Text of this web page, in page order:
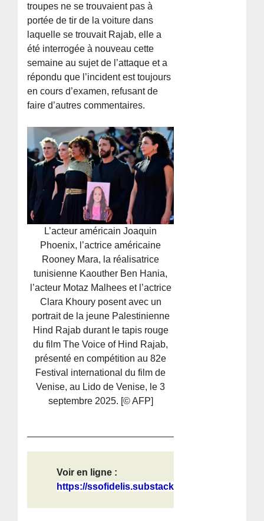
troupes ne se trouvaient pas à
portée de tir de la voiture dans
laquelle se trouvait Rajab, elle a
été interrogée à nouveau cette
semaine au sujet de l’attaque et a
répondu que l’incident est toujours
en cours d’examen, refusant de
faire d’autres commentaires.
L’acteur américain Joaquin
Phoenix, l’actrice américaine
Rooney Mara, la réalisatrice
tunisienne Kaouther Ben Hania,
l’acteur Motaz Malhees et l’actrice
Clara Khoury posent avec un
portrait de la jeune Palestinienne
Hind Rajab durant le tapis rouge
du film The Voice of Hind Rajab,
présenté en compétition au 82e
Festival international du film de
Venise, au Lido de Venise, le 3
septembre 2025. [© AFP]
Voir en ligne :
https://ssofidelis.substack.com/p/s...